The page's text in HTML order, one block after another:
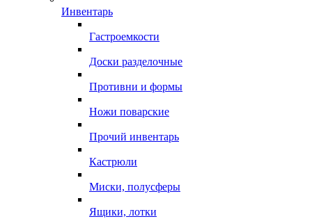
Инвентарь
Гастроемкости
Доски разделочные
Противни и формы
Ножи поварские
Прочий инвентарь
Кастрюли
Миски, полусферы
Ящики, лотки